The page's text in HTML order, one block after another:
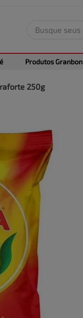
Produtos Granbon
250g
1
leite
frango
5º fralda